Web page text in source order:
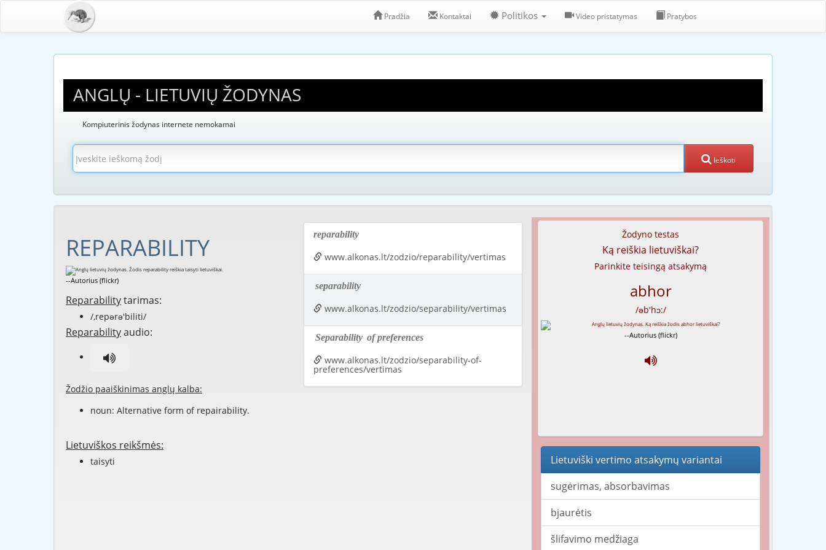
Pradžia Kontaktai Politikos Video pristatymas Pratybos
ANGLŲ - LIETUVIŲ ŽODYNAS
Kompiuterinis žodynas internete nemokamai
Ieškoti
REPARABILITY
--Autorius (flickr)
Reparabilitytarimas:
/,repərə'biliti/
Reparabilityaudio:
Žodžio paaiškinimas anglų kalba:
noun: Alternative form of repairability.
Lietuviškos reikšmės:
taisyti
reparability
www.alkonas.lt/zodzio/reparability/vertimas
separability
www.alkonas.lt/zodzio/separability/vertimas
Separability of preferences
www.alkonas.lt/zodzio/separability-of-
preferences/vertimas
Žodyno testas
Ką reiškia lietuviškai?
Parinkite teisingą atsakymą
abhor
/əb'hɔ:/
--Autorius (flickr)
Lietuviški vertimo atsakymų variantai
sugėrimas, absorbavimas
bjaurėtis
šlifavimo medžiaga